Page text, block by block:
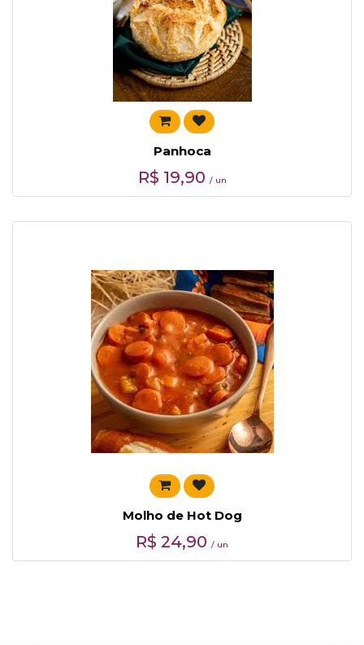
Panhoca
R$ 19,90 / un
Molho de Hot Dog
R$ 24,90 / un